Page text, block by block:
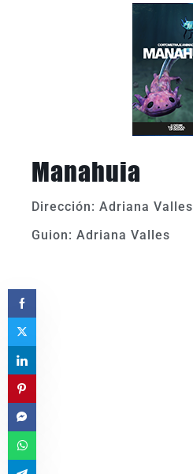
Manahuia
Dirección: Adriana Valles
Guion: Adriana Valles